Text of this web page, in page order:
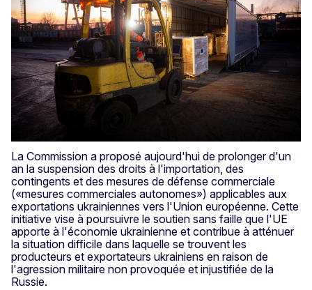
La Commission a proposé aujourd'hui de prolonger d'un
an la suspension des droits à l'importation, des
contingents et des mesures de défense commerciale
(«mesures commerciales autonomes») applicables aux
exportations ukrainiennes vers l'Union européenne. Cette
initiative vise à poursuivre le soutien sans faille que l'UE
apporte à l'économie ukrainienne et contribue à atténuer
la situation difficile dans laquelle se trouvent les
producteurs et exportateurs ukrainiens en raison de
l'agression militaire non provoquée et injustifiée de la
Russie.